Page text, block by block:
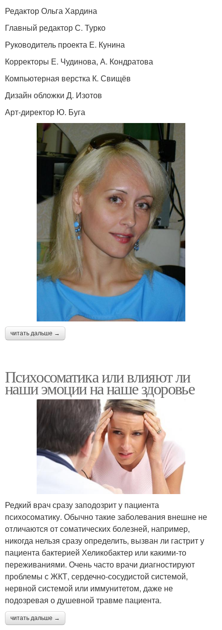
Редактор Ольга Хардина
Главный редактор С. Турко
Руководитель проекта Е. Кунина
Корректоры Е. Чудинова, А. Кондратова
Компьютерная верстка К. Свищёв
Дизайн обложки Д. Изотов
Арт-директор Ю. Буга
читать дальше →
Психосоматика или влияют ли
наши эмоции на наше здоровье
Редкий врач сразу заподозрит у пациента
психосоматику. Обычно такие заболевания внешне не
отличаются от соматических болезней, например,
никогда нельзя сразу определить, вызван ли гастрит у
пациента бактерией Хеликобактер или какими-то
переживаниями. Очень часто врачи диагностируют
проблемы с ЖКТ, сердечно-сосудистой системой,
нервной системой или иммунитетом, даже не
подозревая о душевной травме пациента.
читать дальше →